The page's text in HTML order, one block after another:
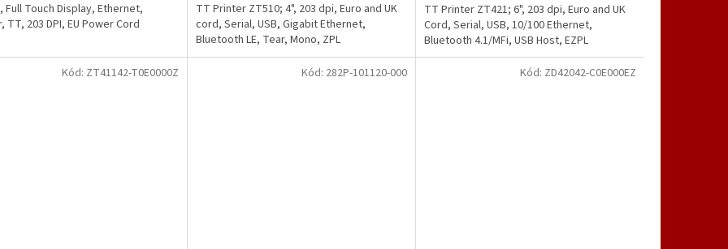
Full Touch Display, Ethernet,
TT, 203 DPI, EU Power Cord
TT Printer ZT510; 4", 203 dpi, Euro and UK
cord, Serial, USB, Gigabit Ethernet,
Bluetooth LE, Tear, Mono, ZPL
TT Printer ZT421; 6", 203 dpi, Euro and UK
Cord, Serial, USB, 10/100 Ethernet,
Bluetooth 4.1/MFi, USB Host, EZPL
Kód: ZT41142-T0E0000Z Kód: 282P-101120-000 Kód: ZD42042-C0E000EZ